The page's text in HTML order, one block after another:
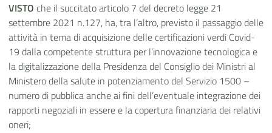
VISTO che il succitato articolo 7 del decreto legge 21
settembre 2021 n.127, ha, tra l’altro, previsto il passaggio delle
attività in tema di acquisizione delle certificazioni verdi Covid-
19 dalla competente struttura per l’innovazione tecnologica e
la digitalizzazione della Presidenza del Consiglio dei Ministri al
Ministero della salute in potenziamento del Servizio 1500 –
numero di pubblica anche ai fini dell’eventuale integrazione dei
rapporti negoziali in essere e la copertura finanziaria dei relativi
oneri;